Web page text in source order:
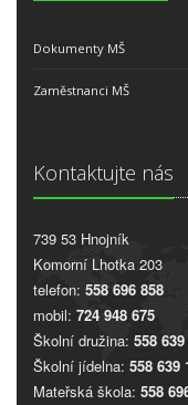
Dokumenty MŠ
Zaměstnanci MŠ
Kontaktujte nás
739 53 Hnojník
Komorní Lhotka 203
telefon: 558 696 858
mobil: 724 948 675
Školní družina: 558 639
Školní jídelna: 558 639
Mateřská škola: 558